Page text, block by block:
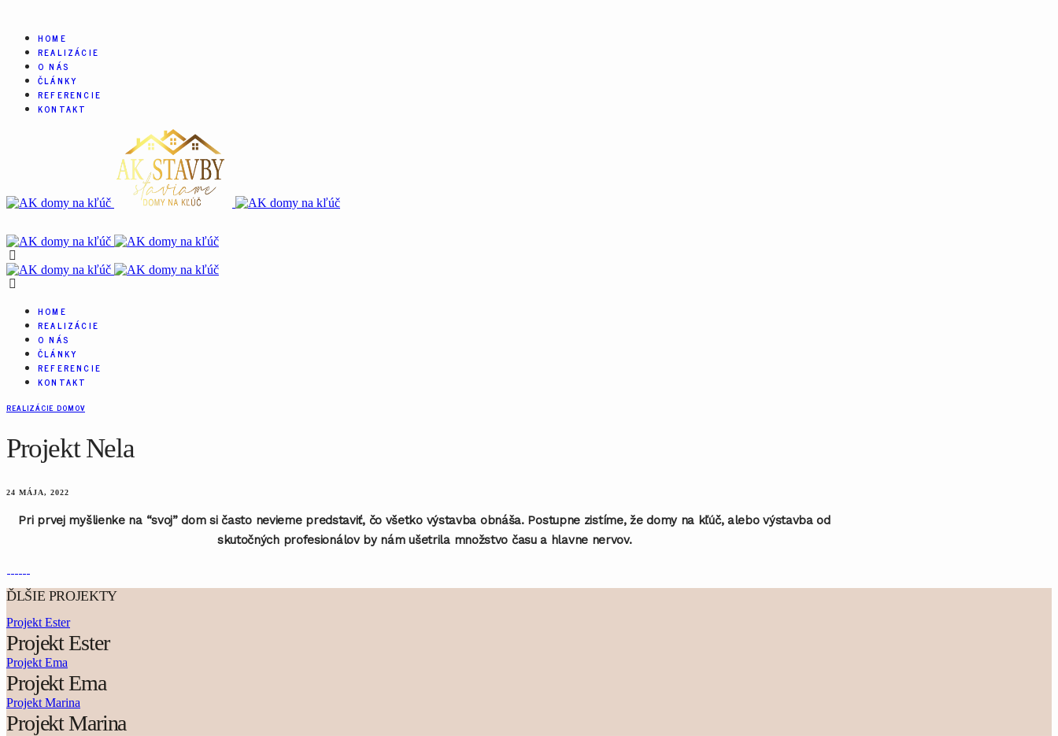
HOME
REALIZÁCIE
O NÁS
ČLÁNKY
REFERENCIE
KONTAKT
HOME
REALIZÁCIE
O NÁS
ČLÁNKY
REFERENCIE
KONTAKT
REALIZÁCIE DOMOV
Projekt Nela
24 MÁJA, 2022
Pri prvej myšlienke na “svoj” dom si často nevieme predstaviť, čo všetko výstavba obnáša. Postupne zistíme, že domy na kľúč, alebo výstavba od
skutočných profesionálov by nám ušetrila množstvo času a hlavne nervov.
ĎLŠIE PROJEKTY
Projekt Ester
Projekt Ester
Projekt Ema
Projekt Ema
Projekt Marina
Projekt Marina